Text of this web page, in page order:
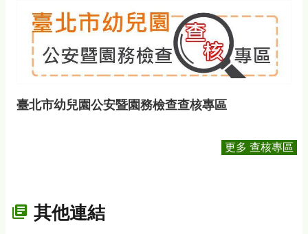
臺北市幼兒園公安暨園務檢查查核專區
更多 查核專區
其他連結